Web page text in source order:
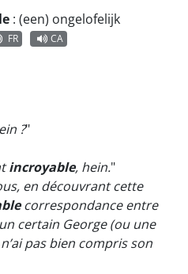
: (een) ongelofelijk
FR CA
?"
incroyable, hein."
en découvrant cette
correspondance entre
certain George (ou une
pas bien compris son